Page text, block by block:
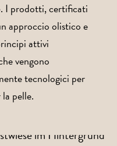
I prodotti, certificati
approccio olistico e
attivi
vengono
tecnologici per
pelle.